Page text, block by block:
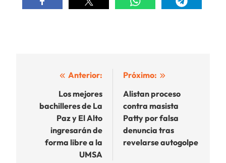
Navegación
entradas
Anterior:
Los mejores
bachilleres de La
Paz y El Alto
ingresarán de
forma libre a la
UMSA
Próximo:
Alistan proceso
contra masista
Patty por falsa
denuncia tras
revelarse autogolpe